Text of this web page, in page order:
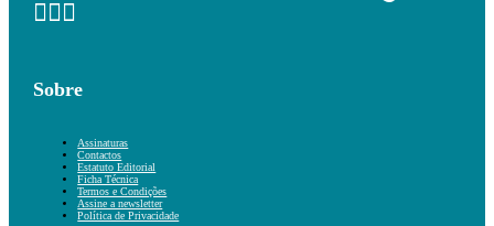
Sobre
Assinaturas
Contactos
Estatuto Editorial
Ficha Técnica
Termos e Condições
Assine a newsletter
Política de Privacidade